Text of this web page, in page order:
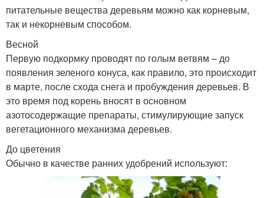
питательные вещества деревьям можно как корневым,
так и некорневым способом.
Весной
Первую подкормку проводят по голым ветвям – до
появления зеленого конуса, как правило, это происходит
в марте, после схода снега и пробуждения деревьев. В
это время под корень вносят в основном
азотосодержащие препараты, стимулирующие запуск
вегетационного механизма деревьев.
До цветения
Обычно в качестве ранних удобрений используют: